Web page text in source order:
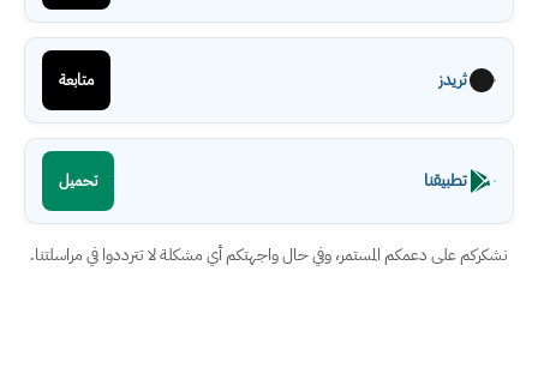
ثريدز متابعة
تطبيقنا تحميل
نشكركم على دعمكم المستمر، وفي حال واجهتكم أي مشكلة لا تترددوا في مراسلتنا.